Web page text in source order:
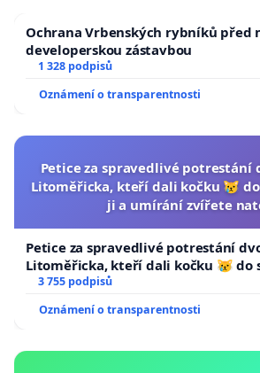
Ochrana Vrbenských rybníků před
developerskou zástavbou
1 328 podpisů
Oznámení o transparentnosti
Petice za spravedlivé potrestání
Litoměřicka, kteří dali kočku 😿
ji a umírání zvířete
Petice za spravedlivé potrestání
Litoměřicka, kteří dali kočku 😿 do
a umírání zvířete natočili.
3 755 podpisů
Oznámení o transparentnosti